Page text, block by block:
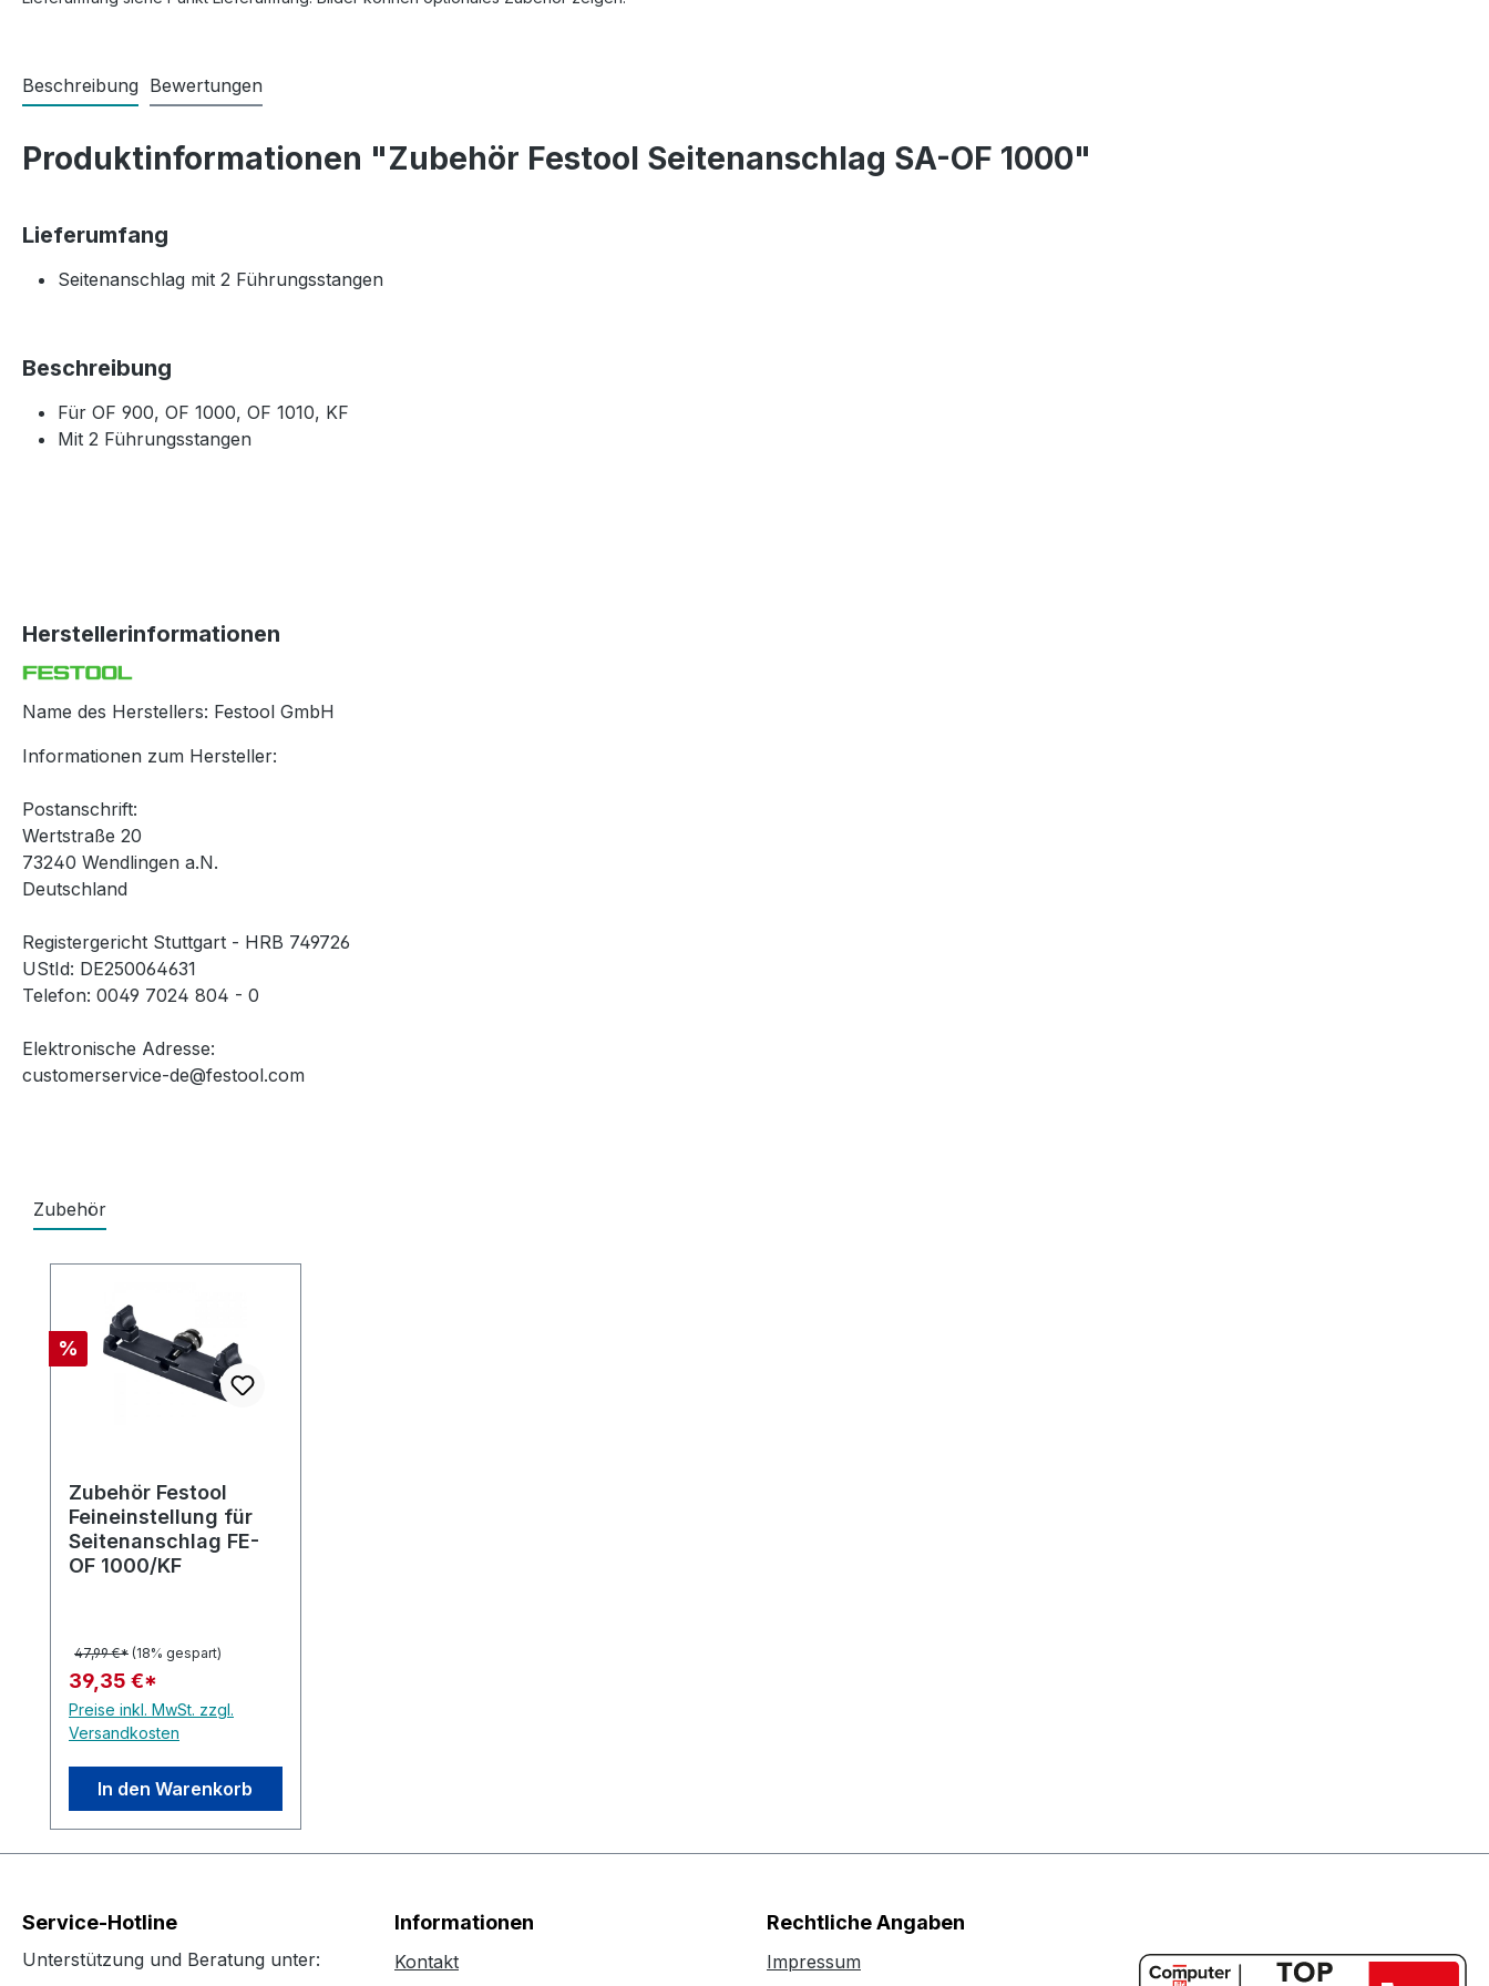
Beschreibung Bewertungen
Produktinformationen "Zubehör Festool Seitenanschlag SA-OF 1000"
Lieferumfang
Seitenanschlag mit 2 Führungsstangen
Beschreibung
Für OF 900, OF 1000, OF 1010, KF
Mit 2 Führungsstangen
Herstellerinformationen
Name des Herstellers: Festool GmbH
Informationen zum Hersteller:
Postanschrift:
Wertstraße 20
73240 Wendlingen a.N.
Deutschland
Registergericht Stuttgart - HRB 749726
UStId: DE250064631
Telefon: 0049 7024 804 - 0
Elektronische Adresse:
customerservice-de@festool.com
Zubehör
Rabatt
%
Zubehör Festool
Feineinstellung für
Seitenanschlag FE-
OF 1000/KF
47,99 €* (18% gespart)
39,35 €*
Preise inkl. MwSt. zzgl.
Versandkosten
In den Warenkorb
Service-Hotline
Unterstützung und Beratung unter:
Informationen
Kontakt
Rechtliche Angaben
Impressum